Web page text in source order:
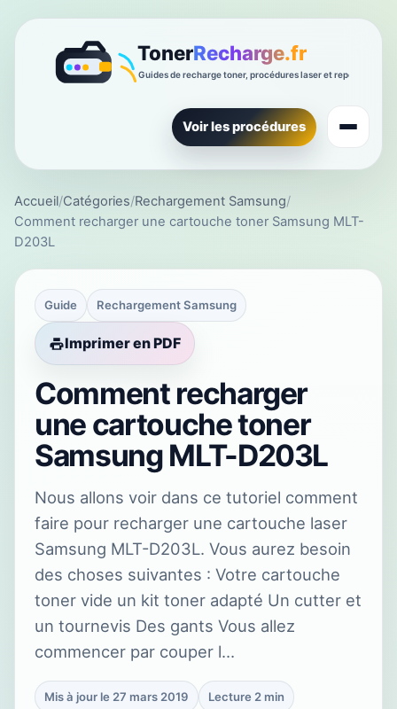
Voir les procédures
Accueil/Catégories/Rechargement Samsung/
Comment recharger une cartouche toner Samsung MLT-
D203L
Guide Rechargement Samsung
Imprimer en PDF
Comment recharger
une cartouche toner
Samsung MLT-D203L
Nous allons voir dans ce tutoriel comment
faire pour recharger une cartouche laser
Samsung MLT-D203L. Vous aurez besoin
des choses suivantes : Votre cartouche
toner vide un kit toner adapté Un cutter et
un tournevis Des gants Vous allez
commencer par couper l…
Mis à jour le 27 mars 2019 Lecture 2 min